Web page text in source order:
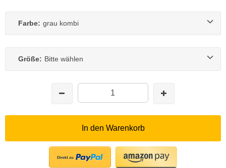
Farbe: grau kombi
Größe: Bitte wählen
In den Warenkorb